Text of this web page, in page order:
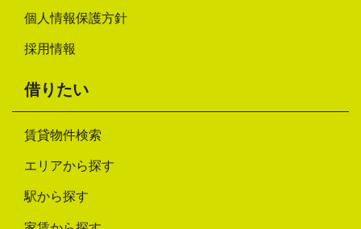
個人情報保護方針
採用情報
借りたい
賃貸物件検索
エリアから探す
駅から探す